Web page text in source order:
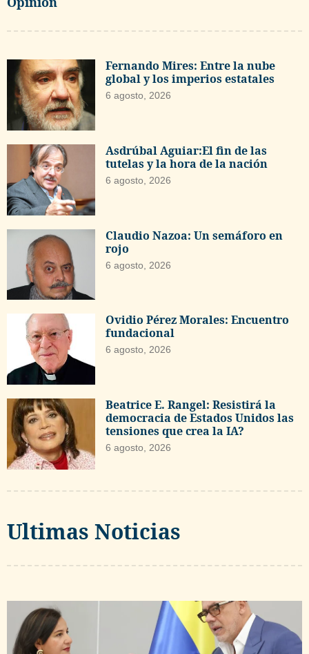
Fernando Mires: Entre la nube
global y los imperios estatales
6 agosto, 2026
Asdrúbal Aguiar:El fin de las
tutelas y la hora de la nación
6 agosto, 2026
Claudio Nazoa: Un semáforo en
rojo
6 agosto, 2026
Ovidio Pérez Morales: Encuentro
fundacional
6 agosto, 2026
Beatrice E. Rangel: Resistirá la
democracia de Estados Unidos las
tensiones que crea la IA?
6 agosto, 2026
Ultimas Noticias